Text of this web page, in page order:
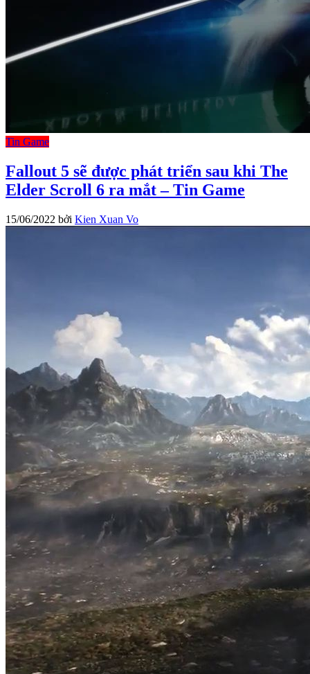
Tin Game
Fallout 5 sẽ được phát triển sau khi The
Elder Scroll 6 ra mắt – Tin Game
15/06/2022 bởi Kien Xuan Vo